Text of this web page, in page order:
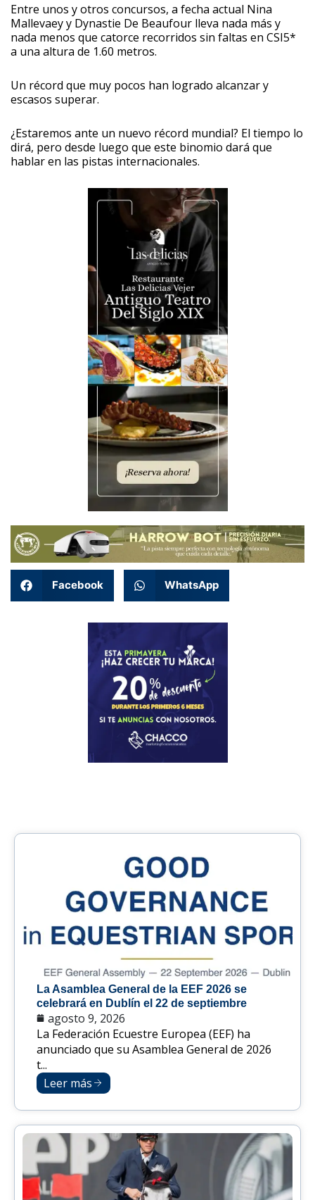
Entre unos y otros concursos, a fecha actual Nina
Mallevaey y Dynastie De Beaufour lleva nada más y
nada menos que catorce recorridos sin faltas en CSI5*
a una altura de 1.60 metros.
Un récord que muy pocos han logrado alcanzar y
escasos superar.
¿Estaremos ante un nuevo récord mundial? El tiempo lo
dirá, pero desde luego que este binomio dará que
hablar en las pistas internacionales.
Facebook WhatsApp
La Asamblea General de la EEF 2026 se
celebrará en Dublín el 22 de septiembre
agosto 9, 2026
La Federación Ecuestre Europea (EEF) ha
anunciado que su Asamblea General de 2026
t...
Leer más